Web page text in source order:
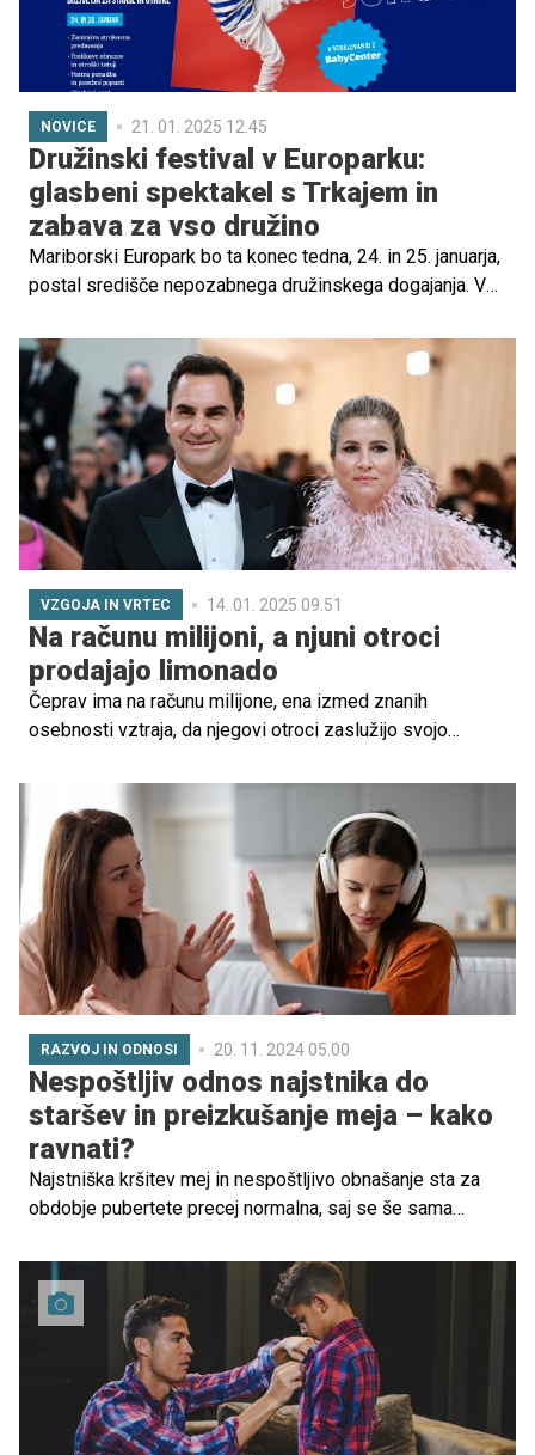
NOVICE 21. 01. 2025 12.45
Družinski festival v Europarku:
glasbeni spektakel s Trkajem in
zabava za vso družino
Mariborski Europark bo ta konec tedna, 24. in 25. januarja,
postal središče nepozabnega družinskega dogajanja. V
festival, kjer bodo z zanimivimi vsebinami in dogajanjem
navduševali tako starše kot otroke. Dvodnevni festival v
nakupovalno destinacijo prinaša pester program, ki
zajema vse od strokovnih predavanj za starše,
predstavitve otroške opreme, posebnih popustov ter
zabavnih aktivnosti za najmlajše. Vrhunec festivala pa bo
zagotovo nastop priljubljenega raperja Trkaja z Repki.
VZGOJA IN VRTEC 14. 01. 2025 09.51
Na računu milijoni, a njuni otroci
prodajajo limonado
Čeprav ima na računu milijone, ena izmed znanih
osebnosti vztraja, da njegovi otroci zaslužijo svojo
zaslužili s prodajo limonade, kar je presenetilo mnoge in
naletelo na pohvale glede starševskega pristopa.
RAZVOJ IN ODNOSI 20. 11. 2024 05.00
Nespoštljiv odnos najstnika do
staršev in preizkušanje meja – kako
ravnati?
Najstniška kršitev mej in nespoštljivo obnašanje sta za
obdobje pubertete precej normalna, saj se še sama
zmore obvladovati svojih impulzivnih čustev. Prav tako
se občutek za odgovornost razvije nekje do 21. leta.
Zaradi tega najstniki pogosto ne dojemajo popolnoma
posledic svojih dejanj, so impulzivni in nagnjeni k
nepremišljenemu vedenju.